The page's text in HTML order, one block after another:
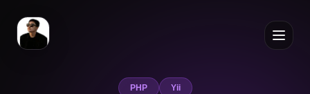
PHP Yii